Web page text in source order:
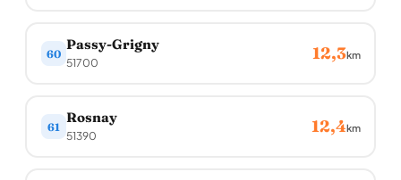
60
Passy-Grigny
51700 12,3km
61
Rosnay
51390 12,4km